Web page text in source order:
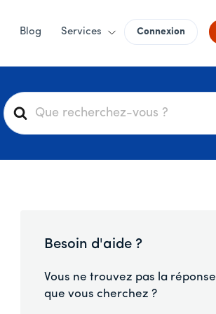
Blog Services Connexion
R
e
Besoin d'aide ?
Vous ne trouvez pas la réponse
que vous cherchez ?